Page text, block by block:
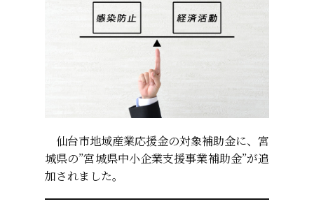
仙台市地域産業応援金の対象補助金に、宮
城県の”宮城県中小企業支援事業補助金”が追
加されました。